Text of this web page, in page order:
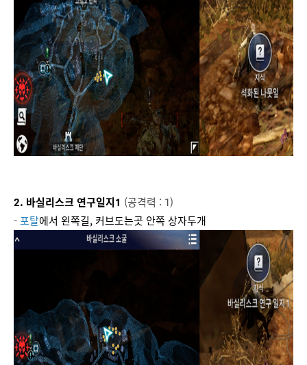
2. 바실리스크 연구일지1 (공격력 : 1)
-포탈에서 왼쪽길, 커브도는곳 안쪽 상자두개